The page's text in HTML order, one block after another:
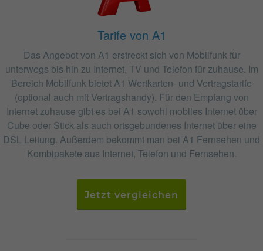
Tarife von A1
Das Angebot von A1 erstreckt sich von Mobilfunk für
unterwegs bis hin zu Internet, TV und Telefon für zuhause. Im
Bereich Mobilfunk bietet A1 Wertkarten- und Vertragstarife
(optional auch mit Vertragshandy). Für den Empfang von
Internet zuhause gibt es bei A1 sowohl mobiles Internet über
Cube oder Stick als auch ortsgebundenes Internet über eine
DSL Leitung. Außerdem bekommt man bei A1 Fernsehen und
Kombipakete aus Internet, Telefon und Fernsehen.
Jetzt vergleichen